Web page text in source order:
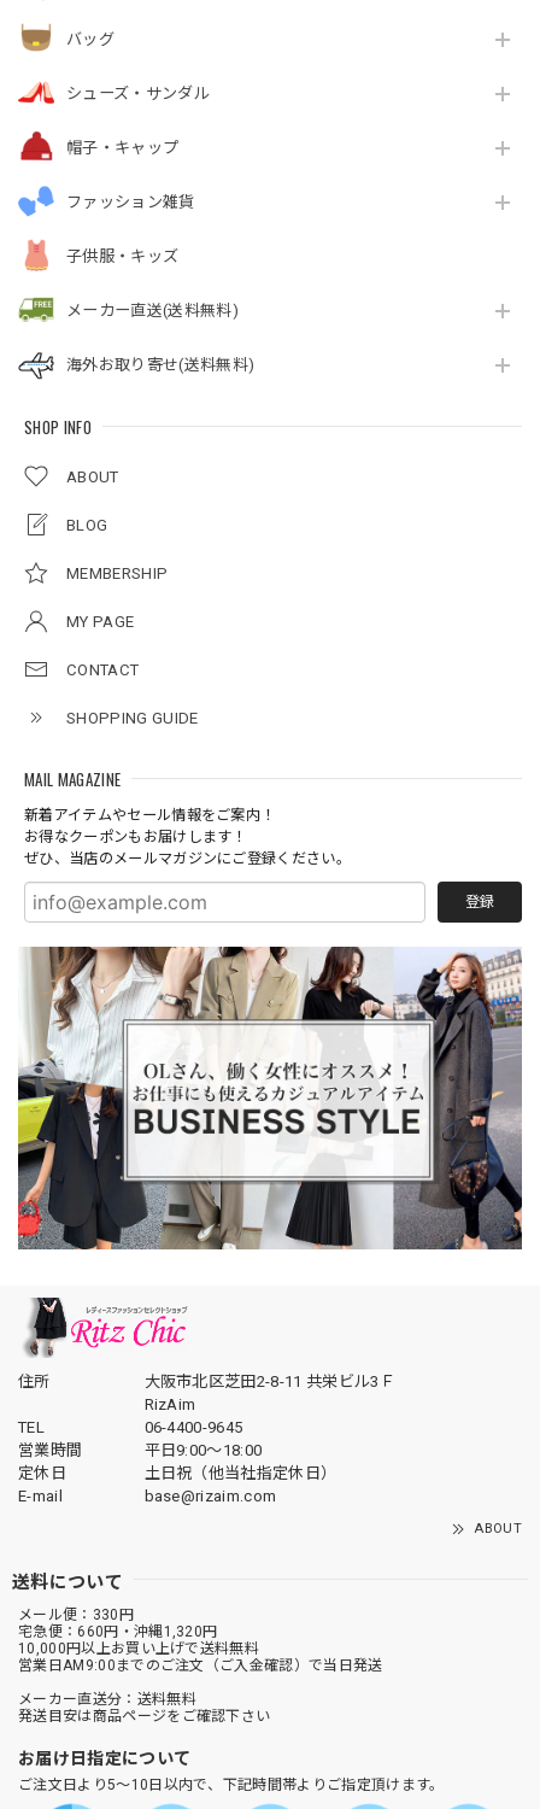
バッグ
シューズ・サンダル
帽子・キャップ
ファッション雑貨
子供服・キッズ
メーカー直送(送料無料)
海外お取り寄せ(送料無料)
SHOP INFO
ABOUT
BLOG
MEMBERSHIP
MY PAGE
CONTACT
SHOPPING GUIDE
MAIL MAGAZINE
新着アイテムやセール情報をご案内！
お得なクーポンもお届けします！
ぜひ、当店のメールマガジンにご登録ください。
登録
住所
大阪市北区芝田2-8-11 共栄ビル3Ｆ
RizAim
TEL
06-4400-9645
営業時間
平日9:00～18:00
定休日
土日祝（他当社指定休日）
E-mail
base@rizaim.com
ABOUT
送料について
メール便：330円
宅急便：660円・沖縄1,320円
10,000円以上お買い上げで送料無料
営業日AM9:00までのご注文（ご入金確認）で当日発送
メーカー直送分：送料無料
発送目安は商品ページをご確認下さい
お届け日指定について
ご注文日より5～10日以内で、下記時間帯よりご指定頂けます。